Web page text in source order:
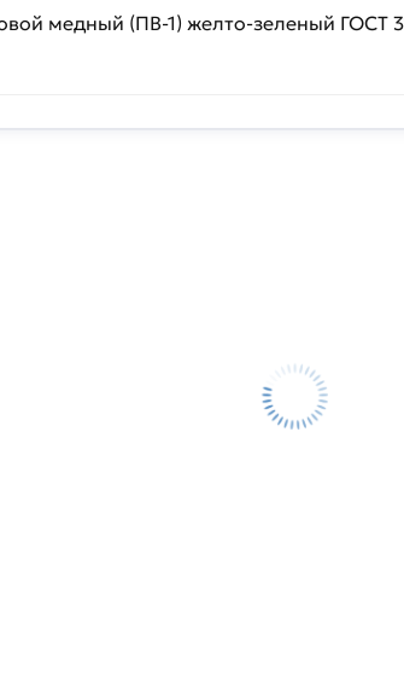
медный (ПВ-1) желто-зеленый ГОСТ